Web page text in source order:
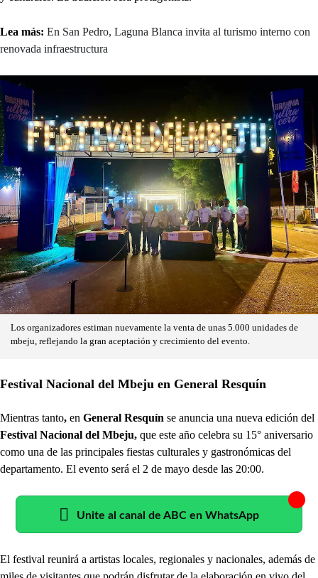
Lea más: En San Pedro, Laguna Blanca invita al turismo interno con
renovada infraestructura
Los organizadores estiman nuevamente la venta de unas 5.000 unidades de
mbeju, reflejando la gran aceptación y crecimiento del evento.
Festival Nacional del Mbeju en General Resquín
Mientras tanto, en General Resquín se anuncia una nueva edición del
Festival Nacional del Mbeju, que este año celebra su 15° aniversario
como una de las principales fiestas culturales y gastronómicas del
departamento. El evento será el 2 de mayo desde las 20:00.
Unite al canal de ABC en WhatsApp
El festival reunirá a artistas locales, regionales y nacionales, además de